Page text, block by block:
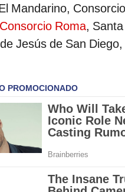
Mandarino,
Consorcio Roma,
Jesús de San